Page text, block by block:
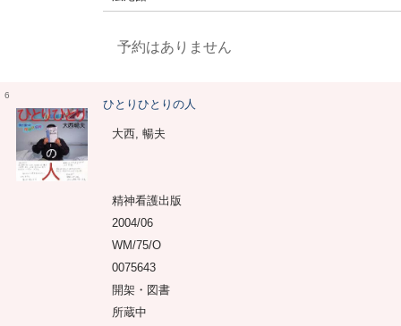
予約はありません
6
ひとりひとりの人
大西, 暢夫
精神看護出版
2004/06
WM/75/O
0075643
開架・図書
所蔵中